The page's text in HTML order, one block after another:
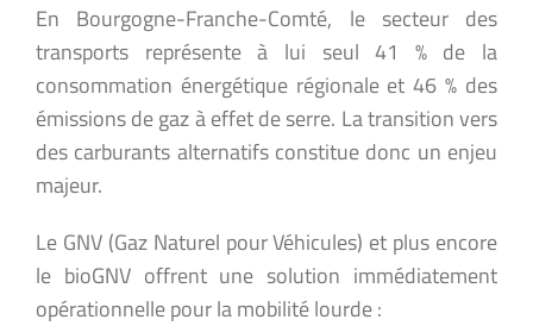
En Bourgogne-Franche-Comté, le secteur des
transports représente à lui seul 41 % de la
consommation énergétique régionale et 46 % des
émissions de gaz à effet de serre. La transition vers
des carburants alternatifs constitue donc un enjeu
majeur.
Le GNV (Gaz Naturel pour Véhicules) et plus encore
le bioGNV offrent une solution immédiatement
opérationnelle pour la mobilité lourde :